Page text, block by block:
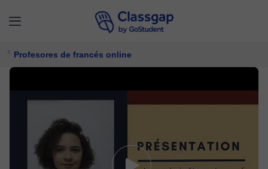
Profesores de francés online